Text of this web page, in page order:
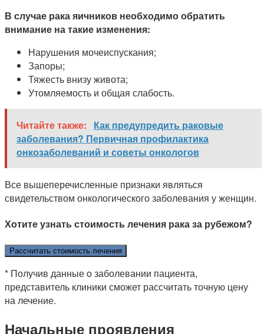
В случае рака яичников необходимо обратить
внимание на такие изменения:
Нарушения мочеиспускания;
Запоры;
Тяжесть внизу живота;
Утомляемость и общая слабость.
Читайте также:
Как предупредить раковые
заболевания? Первичная профилактика
онкозаболеваний и советы онкологов
Все вышеперечисленные признаки являться
свидетельством онкологического заболевания у женщин.
Хотите узнать стоимость лечения рака за рубежом?
Рассчитать стоимость лечения
* Получив данные о заболевании пациента,
представитель клиники сможет рассчитать точную цену
на лечение.
Начальные проявления